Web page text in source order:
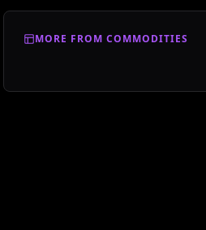
MORE FROM COMMODITIES